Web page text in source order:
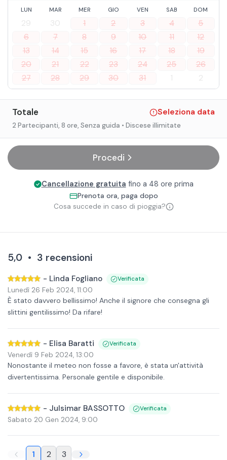
LUN MAR MER GIO VEN SAB DOM
29 30 1 2 3 4
5
6
7 8 9 10 11
12
13
14 15 16 17 18
19
20
21 22 23 24 25
26
27
28 29 30 31 1 2
Totale Seleziona data
2 Partecipanti, 8 ore, Senza guida • Discese illimitate
Procedi
Cancellazione gratuita fino a 48 ore prima
Prenota ora, paga dopo
Cosa succede in caso di pioggia?
5,0 • 3 recensioni
- Linda Fogliano Verificata
Lunedì 26 Feb 2024, 11:00
È stato davvero bellissimo! Anche il signore che consegna gli
slittini gentilissimo! Da rifare!
- Elisa Baratti Verificata
Venerdì 9 Feb 2024, 13:00
Nonostante il meteo non fosse a favore, è stata un'attività
divertentissima. Personale gentile e disponibile.
- Julsimar BASSOTTO Verificata
Sabato 20 Gen 2024, 9:00
1 2 3